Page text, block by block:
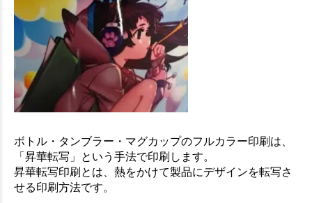
ボトル・タンブラー・マグカップのフルカラー印刷は、
「昇華転写」という手法で印刷します。
昇華転写印刷とは、熱をかけて製品にデザインを転写さ
せる印刷方法です。